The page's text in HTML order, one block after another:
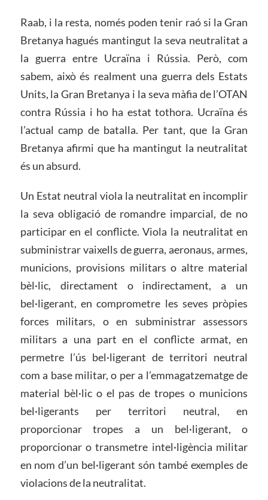
Raab, i la resta, només poden tenir raó si la Gran
Bretanya hagués mantingut la seva neutralitat a
la guerra entre Ucraïna i Rússia. Però, com
sabem, això és realment una guerra dels Estats
Units, la Gran Bretanya i la seva màfia de l’OTAN
contra Rússia i ho ha estat tothora. Ucraïna és
l’actual camp de batalla. Per tant, que la Gran
Bretanya afirmi que ha mantingut la neutralitat
és un absurd.
Un Estat neutral viola la neutralitat en incomplir
la seva obligació de romandre imparcial, de no
participar en el conflicte. Viola la neutralitat en
subministrar vaixells de guerra, aeronaus, armes,
municions, provisions militars o altre material
bèl·lic, directament o indirectament, a un
bel·ligerant, en comprometre les seves pròpies
forces militars, o en subministrar assessors
militars a una part en el conflicte armat, en
permetre l’ús bel·ligerant de territori neutral
com a base militar, o per a l’emmagatzematge de
material bèl·lic o el pas de tropes o municions
bel·ligerants per territori neutral, en
proporcionar tropes a un bel·ligerant, o
proporcionar o transmetre intel·ligència militar
en nom d’un bel·ligerant són també exemples de
violacions de la neutralitat.